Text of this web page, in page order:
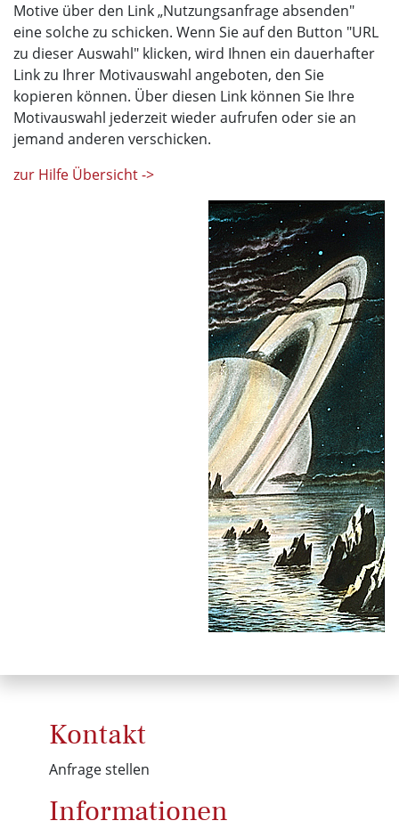
Motive über den Link „Nutzungsanfrage absenden"
eine solche zu schicken. Wenn Sie auf den Button "URL
zu dieser Auswahl" klicken, wird Ihnen ein dauerhafter
Link zu Ihrer Motivauswahl angeboten, den Sie
kopieren können. Über diesen Link können Sie Ihre
Motivauswahl jederzeit wieder aufrufen oder sie an
jemand anderen verschicken.
zur Hilfe Übersicht ->
Kontakt
Anfrage stellen
Informationen